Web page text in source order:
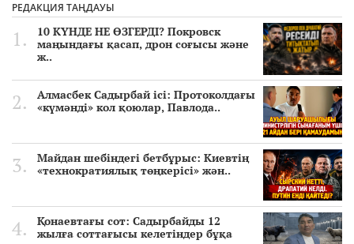
РЕДАКЦИЯ ТАҢДАУЫ
10 КҮНДЕ НЕ ӨЗГЕРДІ? Покровск
маңындағы қасап, дрон соғысы және
ж..
Алмасбек Садырбай ісі: Протоколдағы
«күмәнді» кол қоюлар, Павлода..
Майдан шебіндегі бетбұрыс: Киевтің
«технократиялық төңкерісі» жән..
Қонаевтағы сот: Садырбайды 12
жылға соттағысы келетіндер бұқа